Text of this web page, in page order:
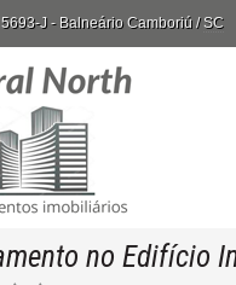
J - Balneário Camboriú /SC
no Edifício